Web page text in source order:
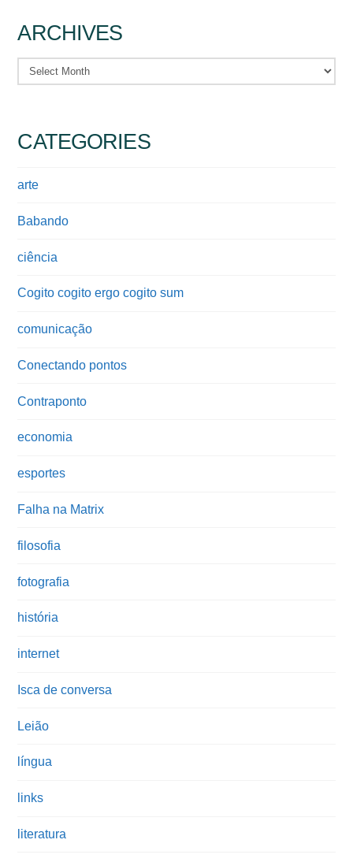
ARCHIVES
Archives
CATEGORIES
arte
Babando
ciência
Cogito cogito ergo cogito sum
comunicação
Conectando pontos
Contraponto
economia
esportes
Falha na Matrix
filosofia
fotografia
história
internet
Isca de conversa
Leião
língua
links
literatura